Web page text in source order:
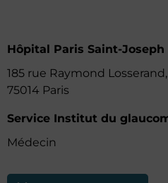
Hôpital Paris Saint-Joseph
185 rue Raymond Losserand,
75014 Paris
Service Institut du
Médecin